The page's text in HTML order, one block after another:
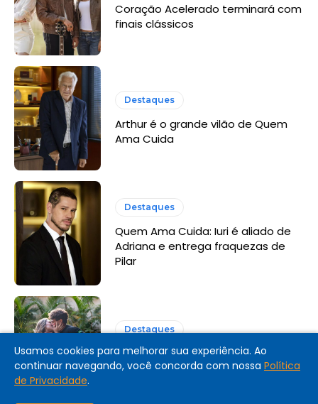
Coração Acelerado terminará com
finais clássicos
Destaques
Arthur é o grande vilão de Quem
Ama Cuida
Destaques
Quem Ama Cuida: Iuri é aliado de
Adriana e entrega fraquezas de
Pilar
Destaques
Coração Acelerado: resumo dos
últimos capítulos
Usamos cookies para melhorar sua experiência. Ao
continuar navegando, você concorda com nossa Política
de Privacidade.